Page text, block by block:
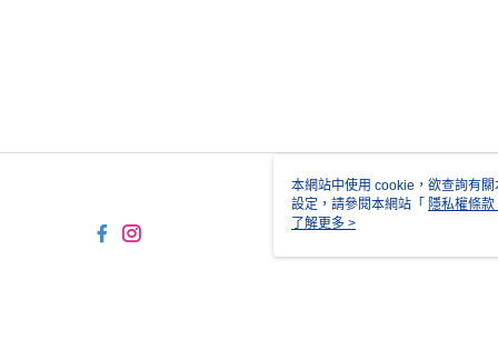
本網站中使用 cookie，欲查詢有
設定，請參閱本網站「 隱私權條款
使用 cookie。
了解更多 >